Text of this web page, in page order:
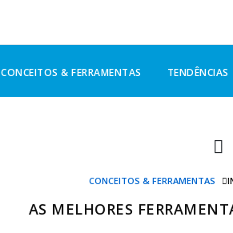
CONCEITOS & FERRAMENTAS TENDÊNCIAS
CONCEITOS & FERRAMENTAS
AS MELHORES